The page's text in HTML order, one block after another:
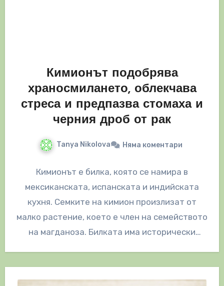
Кимионът подобрява
храносмилането, облекчава
стреса и предпазва стомаха и
черния дроб от рак
Tanya Nikolova Няма коментари
Кимионът е билка, която се намира в
мексиканската, испанската и индийската
кухня. Семките на кимион произлизат от
малко растение, което е член на семейството
на магданоза. Билката има исторически